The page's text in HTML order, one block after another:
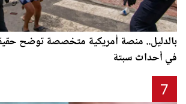
بالدليل.. منصة أمريكية متخصصة توضح
في أحداث سبتة
7